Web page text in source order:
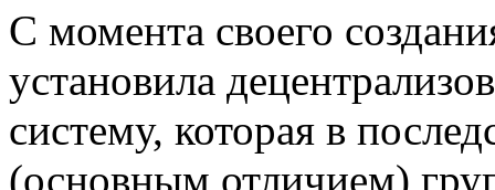
С момента своего
установила
систему, которая в
(основным отличием)